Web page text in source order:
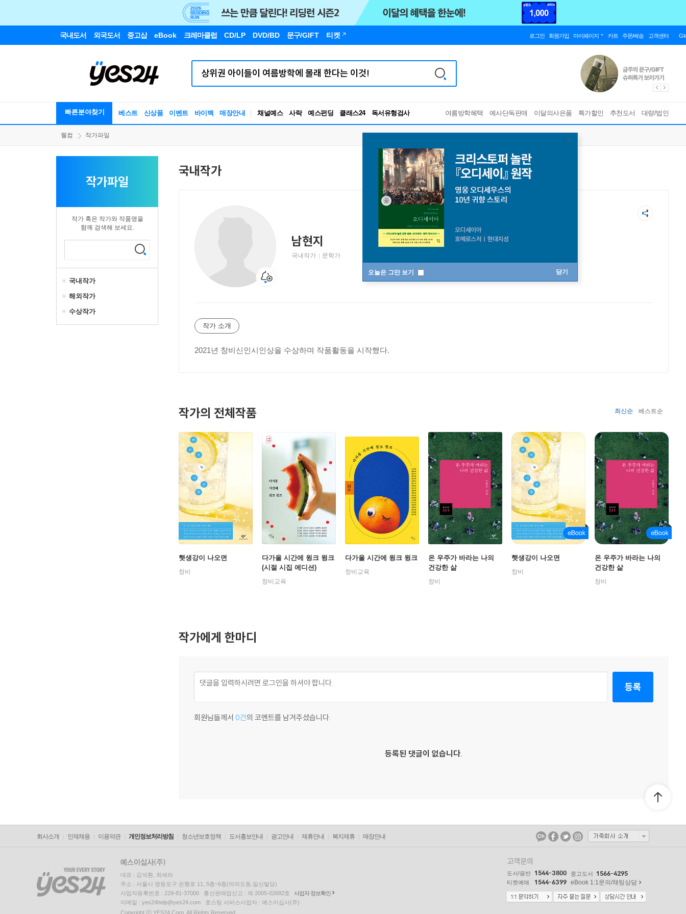
국내도서 외국도서 중고샵 eBook 크레마클럽 CD/LP DVD/BD 문구/GIFT 티켓 로그인 회원가입 마이페이지 카트 주문/배송 고객센터
빠른분야찾기 베스트 신상품 이벤트 바이백 매장안내 채널예스 사락 예스펀딩 클래스24
RBTI Lab
독서유형검사
여름방학혜택 예사단독판매 이달의사은품 특가할인 추천도서 대량/법인
오늘은 그만 보기 닫기
웰컴 작가파일
작가파일
작가 혹은 작가와 작품명을
함께 검색해 보세요.
국내작가
해외작가
수상작가
국내작가
남현지
국내작가 문학가
작가 소개
2021년 창비신인시인상을 수상하며 작품활동을 시작했다.
작가의 전체작품 최신순 베스트순
햇생강이 나오면
창비
다가올 시간에 윙크 윙크
(시절 시집 에디션)
창비교육
다가올 시간에 윙크 윙크
창비교육
온 우주가 바라는 나의
건강한 삶
창비
햇생강이 나오면
창비
온 우주가 바라는 나의
건강한 삶
창비
작가에게 한마디
등록
회원님들께서 0건의 코멘트를 남겨주셨습니다.
등록된 댓글이 없습니다.
회사소개 인재채용 이용약관 개인정보처리방침 청소년보호정책 도서홍보안내 광고안내 제휴안내 복지제휴 매장안내
대표 : 김석환, 최세라
주소 : 서울시 영등포구 은행로 11, 5층~6층(여의도동,일신빌딩)
사업자등록번호 : 229-81-37000 통신판매업신고 : 제 2005-02682호
사업자 정보확인
이메일 : yes24help@yes24.com 호스팅 서비스사업자 : 예스이십사(주)
Copyright ⓒ YES24 Corp. All Rights Reserved.
고객문의
도서/음반 1544-3800 중고도서 1566-4295
티켓예매 1544-6399 eBook 1:1문의/채팅상담